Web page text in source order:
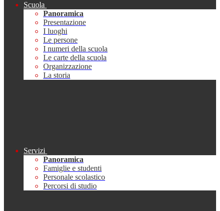
Scuola
Panoramica
Presentazione
I luoghi
Le persone
I numeri della scuola
Le carte della scuola
Organizzazione
La storia
Servizi
Panoramica
Famiglie e studenti
Personale scolastico
Percorsi di studio